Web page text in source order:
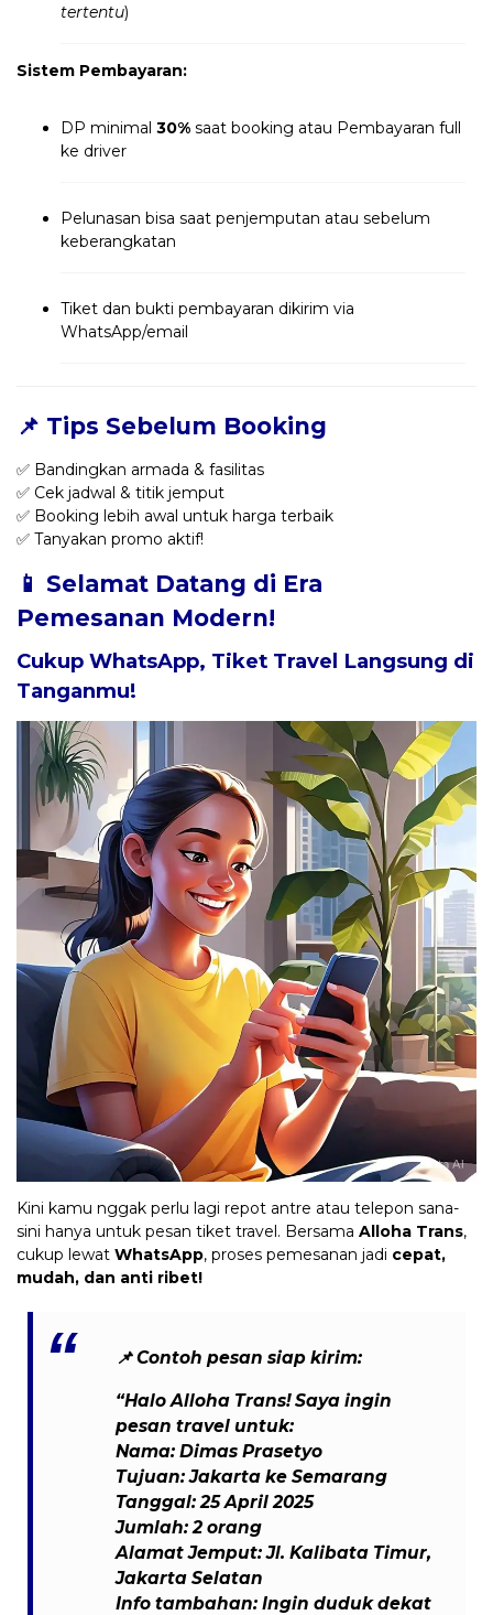
tertentu)
Sistem Pembayaran:
DP minimal 30% saat booking atau Pembayaran full
ke driver
Pelunasan bisa saat penjemputan atau sebelum
keberangkatan
Tiket dan bukti pembayaran dikirim via
WhatsApp/email
📌 Tips Sebelum Booking
✅ Bandingkan armada & fasilitas
✅ Cek jadwal & titik jemput
✅ Booking lebih awal untuk harga terbaik
✅ Tanyakan promo aktif!
📱 Selamat Datang di Era
Pemesanan Modern!
Cukup WhatsApp, Tiket Travel Langsung di
Tanganmu!
Kini kamu nggak perlu lagi repot antre atau telepon sana-
sini hanya untuk pesan tiket travel. Bersama Alloha Trans,
cukup lewat WhatsApp, proses pemesanan jadi cepat,
mudah, dan anti ribet!
📌Contoh pesan siap kirim:
“Halo Alloha Trans! Saya ingin
pesan travel untuk:
Nama: Dimas Prasetyo
Tujuan: Jakarta ke Semarang
Tanggal: 25 April 2025
Jumlah: 2 orang
Alamat Jemput: Jl. Kalibata Timur,
Jakarta Selatan
Info tambahan: Ingin duduk dekat